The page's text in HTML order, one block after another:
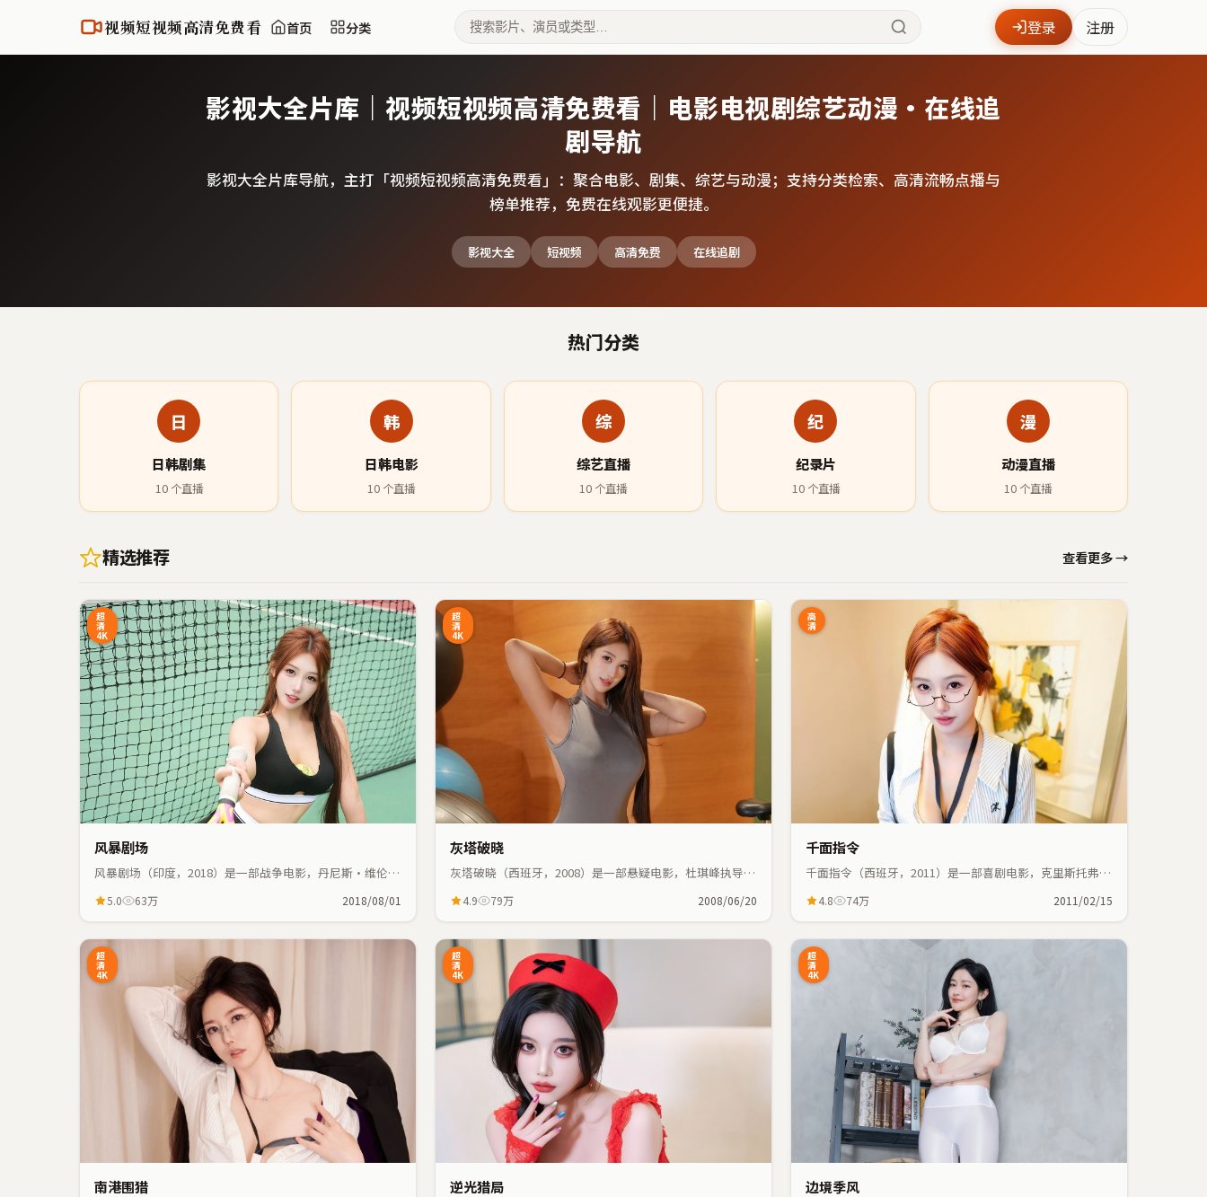
视频短视频高清免费看 首页 分类 登录 注册
影视大全片库｜视频短视频高清免费看｜电影电视剧综艺动漫·在线追
剧导航
影视大全片库导航，主打「视频短视频高清免费看 」：聚合电影、剧集、综艺与动漫；支持分类检索、高清流畅点播与
榜单推荐，免费在线观影更便捷。
影视大全 短视频 高清免费 在线追剧
热门分类
日
日韩剧集
10个直播
韩
日韩电影
10 个直播
综
综艺直播
10 个直播
纪
纪录片
10个直播
漫
动漫直播
10 个直播
精选推荐 查看更多 →
超
清
4K
风暴剧场
风暴剧场（印度，2018）是一部战争电影，丹尼斯·维伦纽
运紧密交织，节奏紧凑。
5.0 63万 2018/08/01
超
清
4K
灰塔破晓
灰塔破晓（西班牙，2008）是一部悬疑电影，杜琪峰执导，
交织，节奏紧凑。
4.9 79万 2008/06/20
高
清
千面指令
千面指令（西班牙，2011）是一部喜剧电影，克里斯托弗·
交织，节奏紧凑。
4.8 74万 2011/02/15
超
清
4K
南港围猎
超
清
4K
逆光猎局
超
清
4K
边境季风